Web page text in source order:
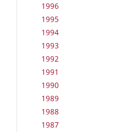
1996
1995
1994
1993
1992
1991
1990
1989
1988
1987